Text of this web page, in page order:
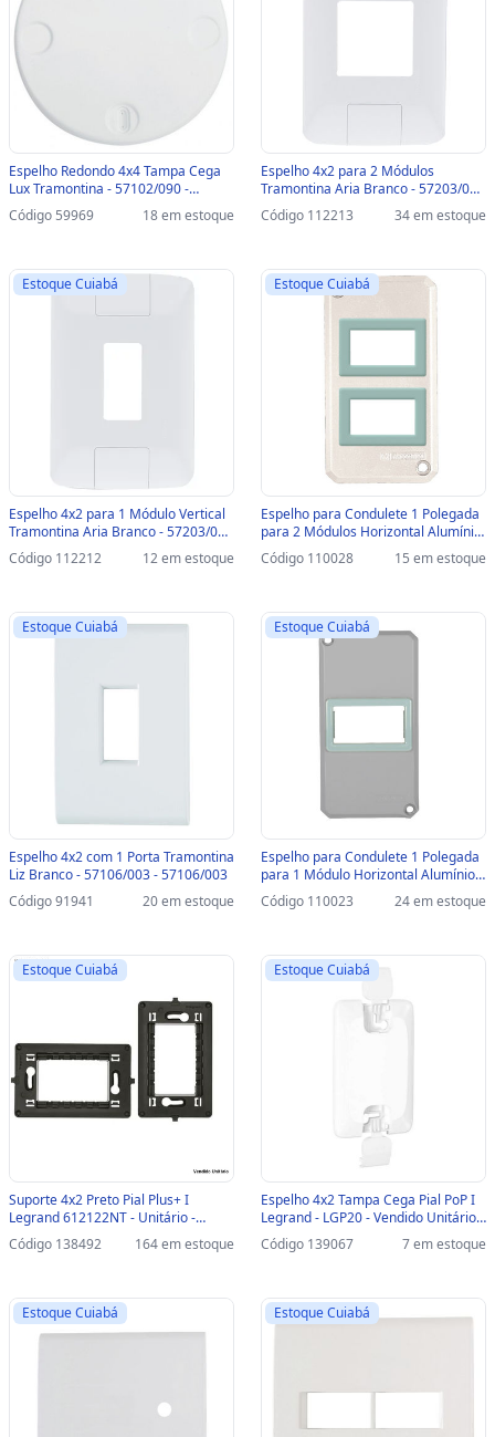
Espelho Redondo 4x4 Tampa Cega
Lux Tramontina - 57102/090 -
57102/090
Código 59969 18 em estoque
Espelho 4x2 para 2 Módulos
Tramontina Aria Branco - 57203/005
- 57203/005
Código 112213 34 em estoque
Estoque Cuiabá
Espelho 4x2 para 1 Módulo Vertical
Tramontina Aria Branco - 57203/003
- 57203/003
Código 112212 12 em estoque
Estoque Cuiabá
Espelho para Condulete 1 Polegada
para 2 Módulos Horizontal Alumínio
Tramontina Liz/Lux2 - 56117/047 -
Vendido 1 Espelho - 56117/047
Código 110028 15 em estoque
Estoque Cuiabá
Espelho 4x2 com 1 Porta Tramontina
Liz Branco - 57106/003 - 57106/003
Código 91941
20 em estoque
Estoque Cuiabá
Espelho para Condulete 1 Polegada
para 1 Módulo Horizontal Alumínio
Tramontina Liz/Lux2 - 56117/046 -
Vendido 1 Espelho - 56117/046
Código 110023 24 em estoque
Estoque Cuiabá
Suporte 4x2 Preto Pial Plus+ I
Legrand 612122NT - Unitário -
612122NT
Código 138492 164 em estoque
Estoque Cuiabá
Espelho 4x2 Tampa Cega Pial PoP I
Legrand - LGP20 - Vendido Unitário -
LGP20
Código 139067 7 em estoque
Estoque Cuiabá Estoque Cuiabá